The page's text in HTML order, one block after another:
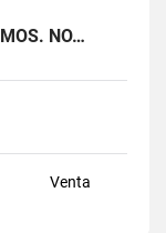
NO…
Venta